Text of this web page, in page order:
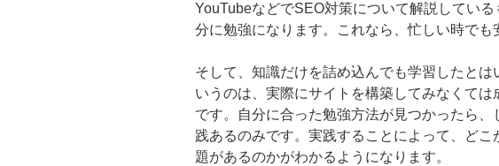
YouTubeなどでSEO対策について解説してい
分に勉強になります。これなら、忙しい時でも
そして、知識だけを詰め込んでも学習したとは
いうのは、実際にサイトを構築してみなくて
です。自分に合った勉強方法が見つかったら、
践あるのみです。実践することによって、どこ
題があるのかがわかるようになります。